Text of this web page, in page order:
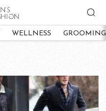
WELLNESS GROOMING